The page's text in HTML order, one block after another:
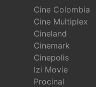
Cine Colombia
Cine Multiplex
Cineland
Cinemark
Cinepolis
Izi Movie
Procinal